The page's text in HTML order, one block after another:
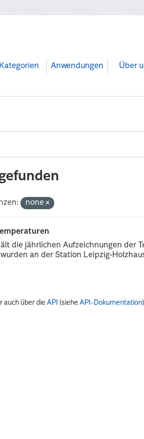
Kategorien Anwendungen Über
none
die jährlichen Aufzeichnungen der
an der Station Leipzig-
auch über dieAPI (sieheAPI-Dokumentation